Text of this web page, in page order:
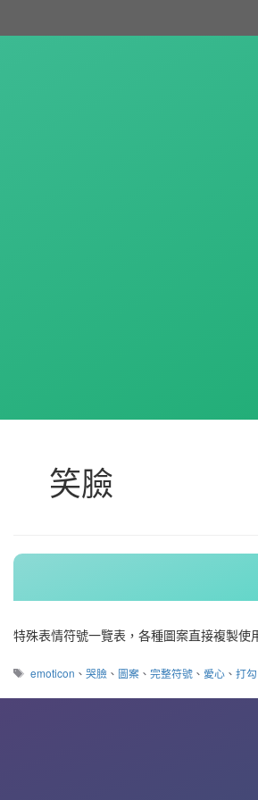
笑臉
特殊表情符號一覽表，各種圖案直接複製
標
emoticon 、哭臉 、 圖案 、完整符號 、 愛心 、打勾